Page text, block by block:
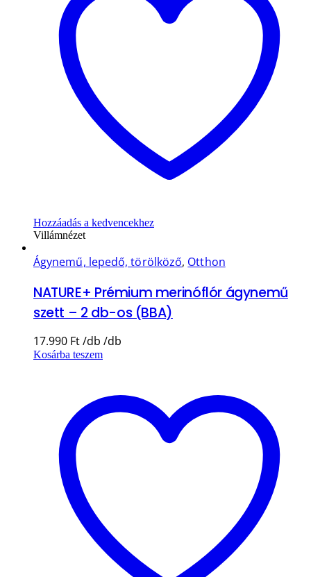
Hozzáadás a kedvencekhez
Villámnézet
Ágynemű, lepedő, törölköző, Otthon
NATURE+ Prémium merinóflór ágynemű
szett – 2 db-os (BBA)
17.990 Ft
Kosárba teszem